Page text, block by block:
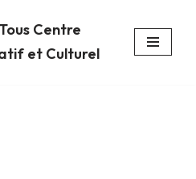
Centre
et Culturel